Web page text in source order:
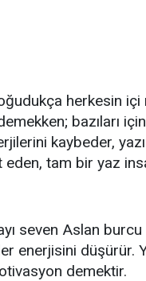
herkesin
bazıları
kaybeder,
tam bir yaz
seven Aslan
enerjisini
demektir.